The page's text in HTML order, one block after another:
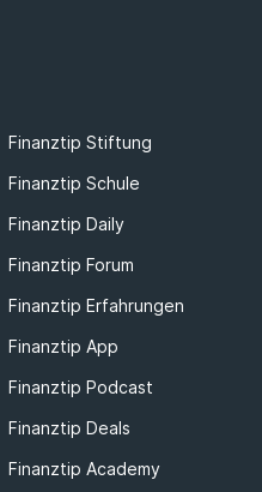
Finanztip Stiftung
Finanztip Schule
Finanztip Daily
Finanztip Forum
Finanztip Erfahrungen
Finanztip App
Finanztip Podcast
Finanztip Deals
Finanztip Academy